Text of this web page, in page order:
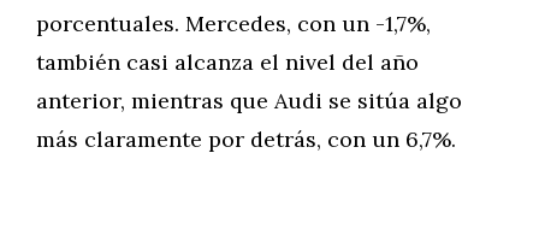
porcentuales. Mercedes, con un -1,7%,
también casi alcanza el nivel del año
anterior, mientras que Audi se sitúa algo
más claramente por detrás, con un 6,7%.